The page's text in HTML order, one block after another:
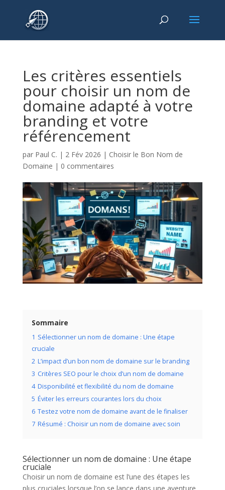
Les critères essentiels
pour choisir un nom de
domaine adapté à votre
branding et votre
référencement
par Paul C. | 2 Fév 2026 | Choisir le Bon Nom de
Domaine | 0 commentaires
Sommaire
1 Sélectionner un nom de domaine : Une étape
cruciale
2 L’impact d’un bon nom de domaine sur le branding
3 Critères SEO pour le choix d’un nom de domaine
4 Disponibilité et flexibilité du nom de domaine
5 Éviter les erreurs courantes lors du choix
6 Testez votre nom de domaine avant de le finaliser
7 Résumé : Choisir un nom de domaine avec soin
Sélectionner un nom de domaine : Une étape
cruciale
Choisir un nom de domaine est l’une des étapes les
plus cruciales lorsque l’on se lance dans une aventure